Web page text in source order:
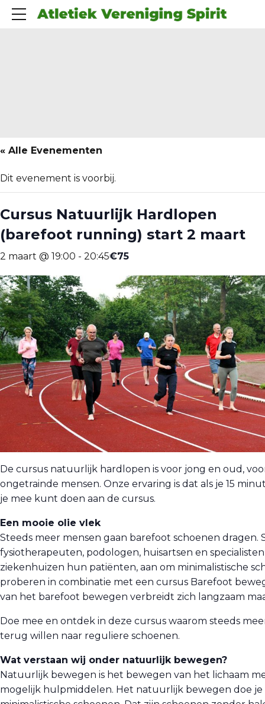
« Alle Evenementen
Dit evenement is voorbij.
Cursus Natuurlijk Hardlopen
(barefoot running) start 2 maart
2 maart @ 19:00 - 20:45€75
De cursus natuurlijk hardlopen is voor jong en oud,
ongetrainde mensen. Onze ervaring is dat als je 15
je mee kunt doen aan de cursus.
Een mooie olie vlek
Steeds meer mensen gaan barefoot schoenen dragen.
fysiotherapeuten, podologen, huisartsen en
ziekenhuizen hun patiënten, aan om minimalistische
proberen in combinatie met een cursus Barefoot
van het barefoot bewegen verbreidt zich langzaam
Doe mee en ontdek in deze cursus waarom steeds
terug willen naar reguliere schoenen.
Wat verstaan wij onder natuurlijk bewegen?
Natuurlijk bewegen is het bewegen van het lichaam
mogelijk hulpmiddelen. Het natuurlijk bewegen doe